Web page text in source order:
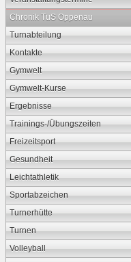
Chronik TuS Oppenau
Turnabteilung
Kontakte
Gymwelt
Gymwelt-Kurse
Ergebnisse
Trainings-/Übungszeiten
Freizeitsport
Gesundheit
Leichtathletik
Sportabzeichen
Turnerhütte
Turnen
Volleyball